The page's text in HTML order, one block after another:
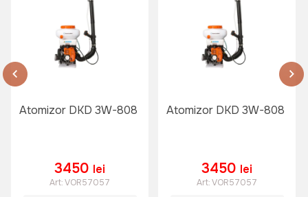
Atomizor DKD 3W-808
3450 lei
Art:VOR57057
Atomizor DKD 3W-808
3450 lei
Art:VOR57057